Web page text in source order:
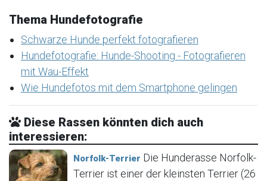
Thema Hundefotografie
Schwarze Hunde perfekt fotografieren
Hundefotografie: Hunde-Shooting - Fotografieren
mit Wau-Effekt
Wie Hundefotos mit dem Smartphone gelingen
Diese Rassen könnten dich auch
interessieren:
Norfolk-Terrier Die Hunderasse Norfolk-
Terrier ist einer der kleinsten Terrier (26